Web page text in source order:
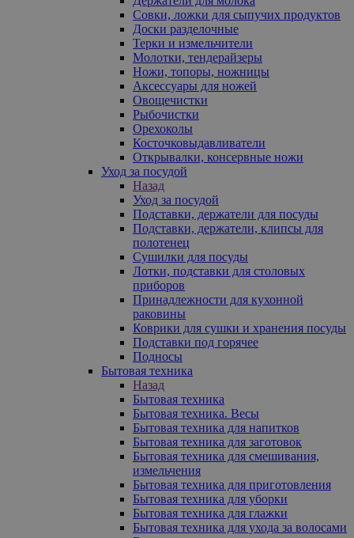
Совки, ложки для сыпучих продуктов
Доски разделочные
Терки и измельчители
Молотки, тендерайзеры
Ножи, топоры, ножницы
Аксессуары для ножей
Овощечистки
Рыбочистки
Орехоколы
Косточковыдавливатели
Открывалки, консервные ножи
Уход за посудой
Назад
Уход за посудой
Подставки, держатели для посуды
Подставки, держатели, клипсы для
полотенец
Сушилки для посуды
Лотки, подставки для столовых
приборов
Принадлежности для кухонной
раковины
Коврики для сушки и хранения посуды
Подставки под горячее
Подносы
Бытовая техника
Назад
Бытовая техника
Бытовая техника. Весы
Бытовая техника для напитков
Бытовая техника для заготовок
Бытовая техника для смешивания,
измельчения
Бытовая техника для приготовления
Бытовая техника для уборки
Бытовая техника для глажки
Бытовая техника для ухода за волосами